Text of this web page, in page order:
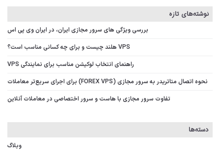
نوشته‌های تازه
بررسی ویژگی‌ های سرور مجازی ایران، در ایران وی پی اس
VPS هلند چیست و برای چه کسانی مناسب است؟
راهنمای انتخاب لوکیشن مناسب برای نمایندگی VPS
نحوه اتصال متاتریدر به سرور مجازی (FOREX VPS) برای اجرای سریع‌تر معاملات
تفاوت سرور مجازی با هاست و سرور اختصاصی در معاملات آنلاین
دسته‌ها
وبلاگ